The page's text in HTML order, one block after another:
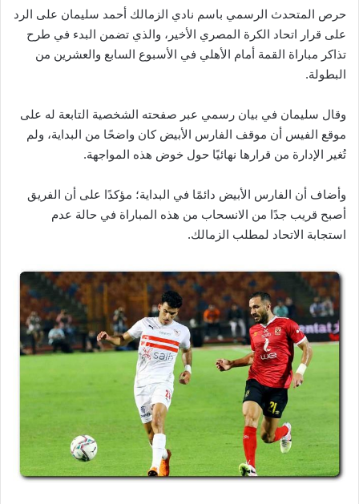
حرص المتحدث الرسمي باسم نادي الزمالك أحمد سليمان على الرد
على قرار اتحاد الكرة المصري الأخير، والذي تضمن البدء في طرح
تذاكر مباراة القمة أمام الأهلي في الأسبوع السابع والعشرين من
البطولة.
وقال سليمان في بيان رسمي عبر صفحته الشخصية التابعة له على
موقع الفيس أن موقف الفارس الأبيض كان واضحًا من البداية، ولم
تُغير الإدارة من قرارها نهائيًا حول خوض هذه المواجهة.
وأضاف أن الفارس الأبيض دائمًا في البداية؛ مؤكدًا على أن الفريق
أصبح قريب جدًا من الانسحاب من هذه المباراة في حالة عدم
استجابة الاتحاد لمطلب الزمالك.